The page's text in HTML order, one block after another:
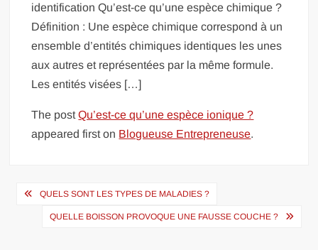
identification Qu’est-ce qu’une espèce chimique ?
Définition : Une espèce chimique correspond à un
ensemble d’entités chimiques identiques les unes
aux autres et représentées par la même formule.
Les entités visées […]
The postQu’est-ce qu’une espèce ionique ?
appeared first on Blogueuse Entrepreneuse.
Navigation
QUELS SONT LES TYPES DE MALADIES ?
QUELLE BOISSON PROVOQUE UNE FAUSSE COUCHE ?